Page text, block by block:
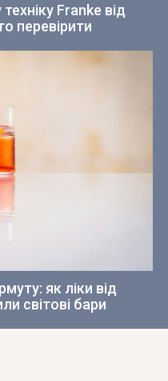
Franke від
перевірити
як ліки від
світові бари